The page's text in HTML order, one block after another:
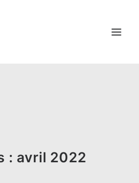
: avril 2022